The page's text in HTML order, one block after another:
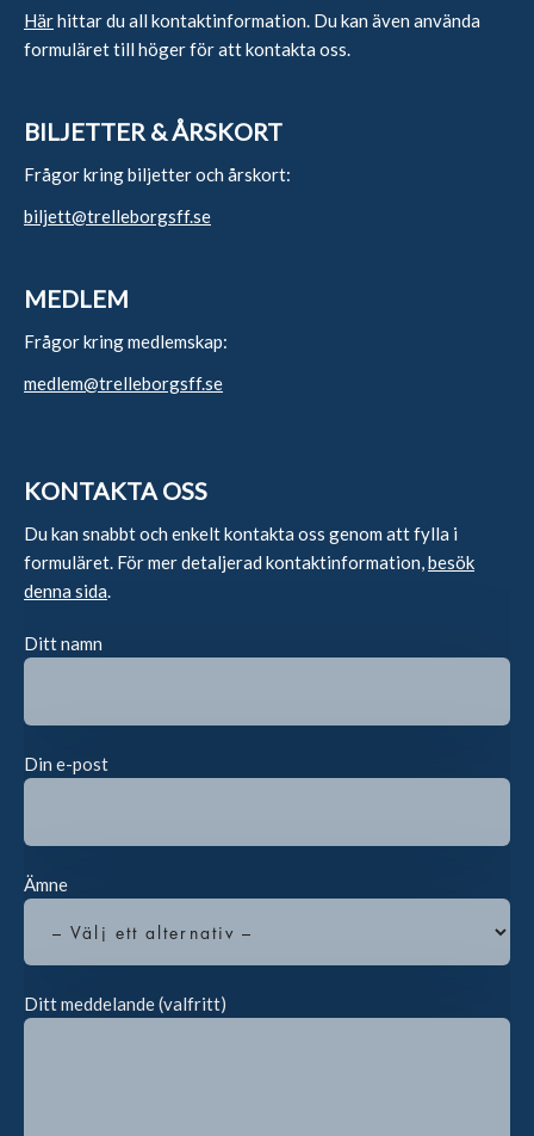
Härhittar du all kontaktinformation. Du kan även använda
formuläret till höger för att kontakta oss.
BILJETTER & ÅRSKORT
Frågor kring biljetter och årskort:
biljett@trelleborgsff.se
MEDLEM
Frågor kring medlemskap:
medlem@trelleborgsff.se
KONTAKTA OSS
Du kan snabbt och enkelt kontakta oss genom att fylla i
formuläret. För mer detaljerad kontaktinformation,besök
denna sida.
Ditt namn
Din e-post
Ämne
Ditt meddelande (valfritt)